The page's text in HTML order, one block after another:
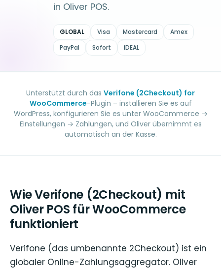
in Oliver POS.
GLOBAL Visa Mastercard
Amex
PayPal
Sofort iDEAL
Unterstützt durch das Verifone (2Checkout) for
WooCommerce-Plugin – installieren Sie es auf
WordPress, konfigurieren Sie es unter WooCommerce →
Einstellungen → Zahlungen, und Oliver übernimmt es
automatisch an der Kasse.
Wie Verifone (2Checkout) mit
Oliver POS für WooCommerce
funktioniert
Verifone (das umbenannte 2Checkout) ist ein
globaler Online-Zahlungsaggregator. Oliver